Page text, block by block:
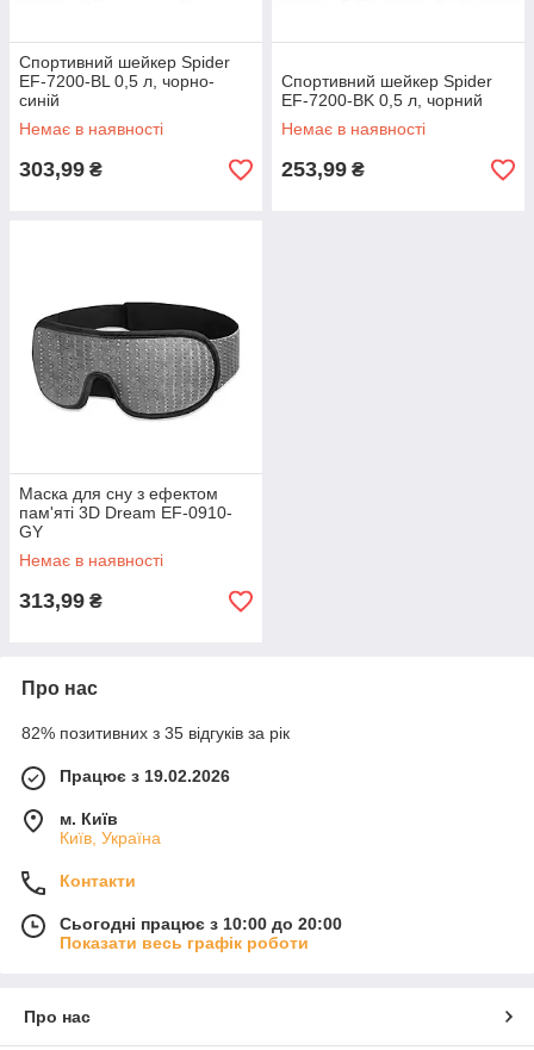
Спортивний шейкер Spider
EF-7200-BL 0,5 л, чорно-
синій
Немає в наявності
303,99 ₴
Спортивний шейкер Spider
EF-7200-BK 0,5 л, чорний
Немає в наявності
253,99 ₴
Маска для сну з ефектом
пам'яті 3D Dream EF-0910-
GY
Немає в наявності
313,99 ₴
Про нас
82% позитивних з 35 відгуків за рік
Працює з 19.02.2026
м. Київ
Київ, Україна
Контакти
Сьогодні працює з 10:00 до 20:00
Показати весь графік роботи
Про нас